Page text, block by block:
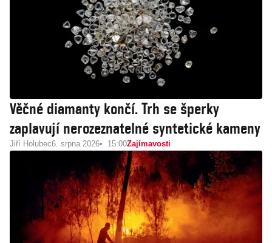
Věčné diamanty končí. Trh se šperky
zaplavují nerozeznatelné syntetické kameny
Jiří Holubec6. srpna 2026 15:00Zajímavosti